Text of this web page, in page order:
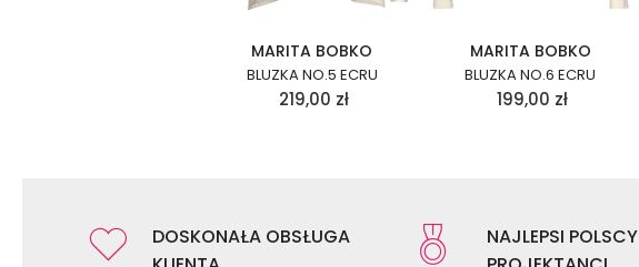
MARITA BOBKO
BLUZKA NO.5 ECRU
219,00 zł
MARITA BOBKO
BLUZKA NO.6 ECRU
199,00 zł
DOSKONAŁA OBSŁUGA
NAJLEPSI POLSCY